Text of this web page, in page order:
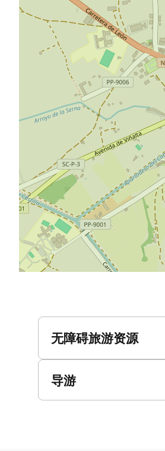
无障碍旅游资源
导游